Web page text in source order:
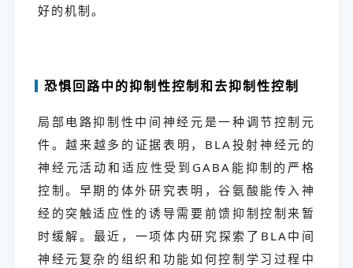
好的机制。
恐惧回路中的抑制性控制和去抑制性控制
局部电路抑制性中间神经元是一种调节控制元
件。越来越多的证据表明，BLA投射神经元的
神经元活动和适应性受到GABA能抑制的严格
控制。早期的体外研究表明，谷氨酸能传入神
经的突触适应性的诱导需要前馈抑制控制来暂
时缓解。最近，一项体内研究探索了BLA中间
神经元复杂的组织和功能如何控制学习过程中